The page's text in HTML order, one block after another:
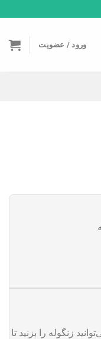
ورود / عضویت
زنگوله را بزنید تا